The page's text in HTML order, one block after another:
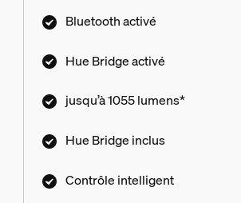
Bluetooth activé
Hue Bridge activé
jusqu’à 1055 lumens*
Hue Bridge inclus
Contrôle intelligent